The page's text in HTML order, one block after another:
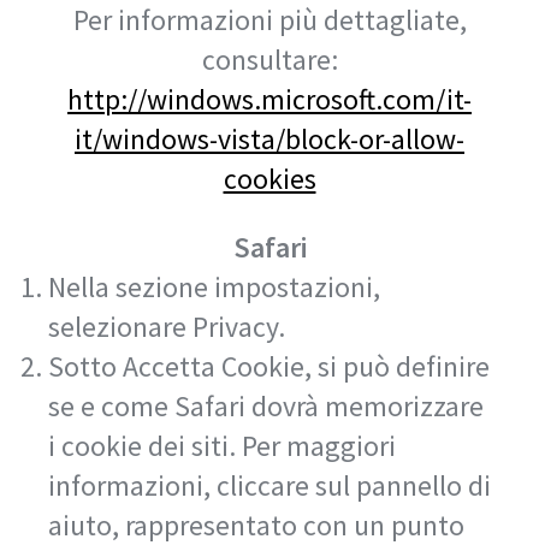
Per informazioni più dettagliate,
consultare:
http://windows.microsoft.com/it-
it/windows-vista/block-or-allow-
cookies
Safari
Nella sezione impostazioni,
selezionare Privacy.
Sotto Accetta Cookie, si può definire
se e come Safari dovrà memorizzare
i cookie dei siti. Per maggiori
informazioni, cliccare sul pannello di
aiuto, rappresentato con un punto